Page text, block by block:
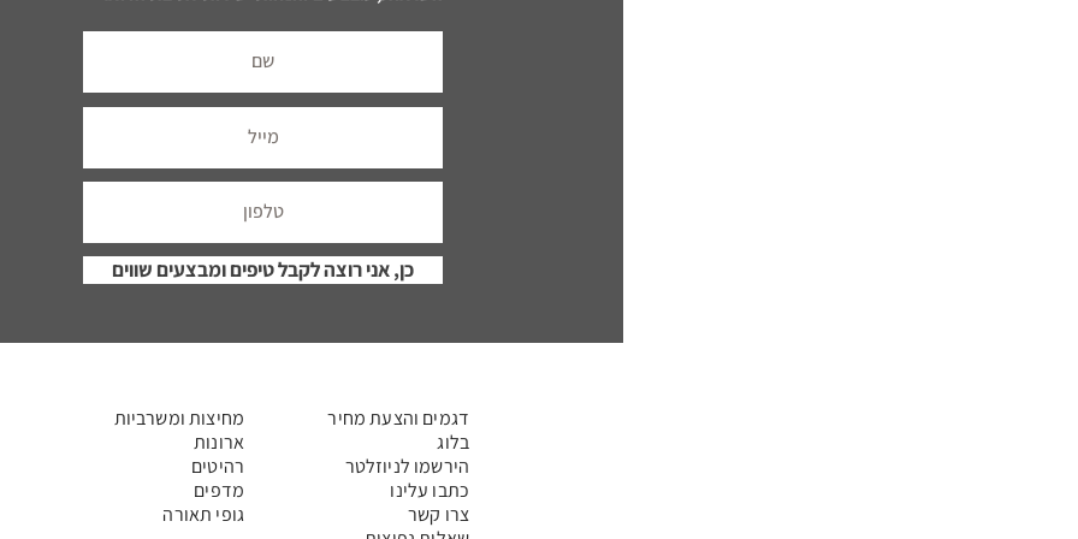
כן, אני רוצה לקבל טיפים ומבצעים שווים
מחיצות ומשרביות
ארונות
רהיטים
מדפים
גופי תאורה
דגמים והצעת מחיר
בלוג
הירשמו לניוזלטר
כתבו עלינו
צרו קשר